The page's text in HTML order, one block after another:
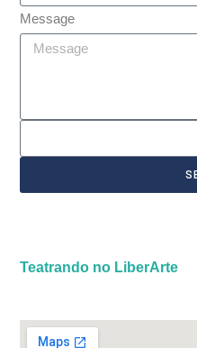
Message
Teatrando no LiberArte